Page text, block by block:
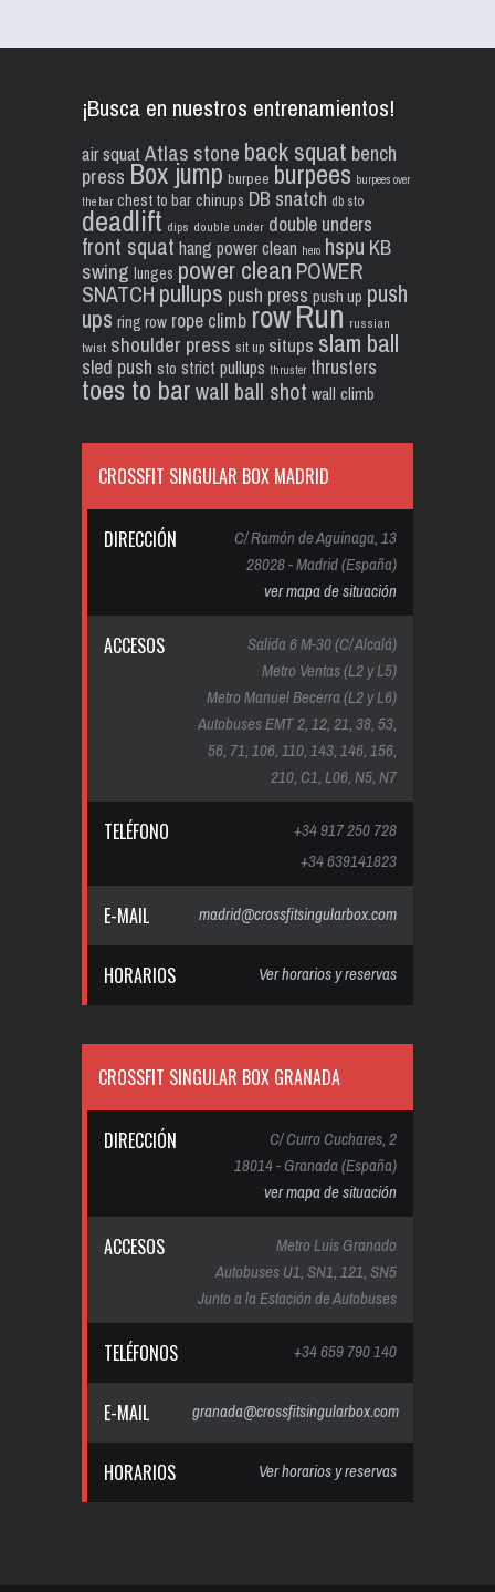
¡Busca en nuestros entrenamientos!
air squat Atlas stone back squat bench
press Box jump burpee burpees burpees over
the bar chest to bar chinups DB snatch db sto
deadlift dips double under double unders
front squat hang power clean hero hspu KB
swing lunges power clean POWER
SNATCH pullups push press push up push
ups ring row rope climb rowRun russian
twist shoulder press sit up situps slam ball
sled push sto strict pullups thruster thrusters
toes to barwall ball shot wall climb
CROSSFIT SINGULAR BOX MADRID
DIRECCIÓN
C/ Ramón de Aguinaga, 13
28028 - Madrid (España)
ver mapa de situación
ACCESOS
Salida 6 M-30 (C/ Alcalá)
Metro Ventas (L2 y L5)
Metro Manuel Becerra (L2 y L6)
Autobuses EMT 2, 12, 21, 38, 53,
56, 71, 106, 110, 143, 146, 156,
210, C1, L06, N5, N7
TELÉFONO
+34 917 250 728
+34 639141823
E-MAIL madrid@crossfitsingularbox.com
HORARIOS Ver horarios y reservas
CROSSFIT SINGULAR BOX GRANADA
DIRECCIÓN
C/ Curro Cuchares, 2
18014 - Granada (España)
ver mapa de situación
ACCESOS
Metro Luis Granado
Autobuses U1, SN1, 121, SN5
Junto a la Estación de Autobuses
TELÉFONOS +34 659 790 140
E-MAIL granada@crossfitsingularbox.com
HORARIOS Ver horarios y reservas